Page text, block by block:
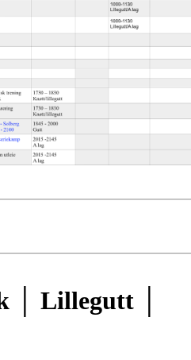
│ Lillegutt │